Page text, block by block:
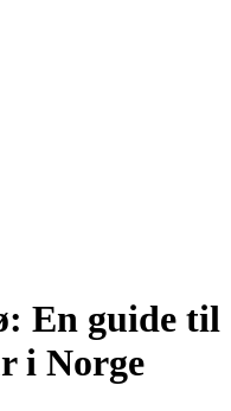
En guide til
i Norge